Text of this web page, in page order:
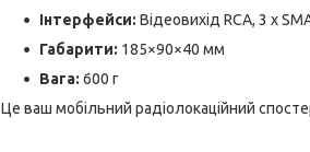
Інтерфейси: Відеовихід RCA, 3 x
Габарити: 185×90×40 мм
Вага: 600 г
Це ваш мобільний радіолокаційний